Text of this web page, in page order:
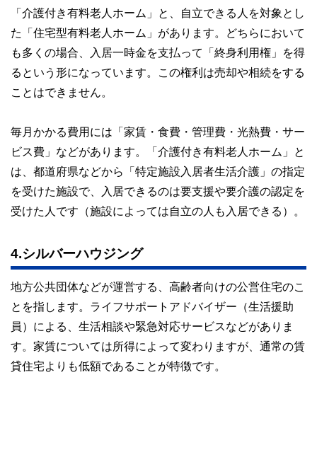
「介護付き有料老人ホーム」と、自立できる人を対象とし
た「住宅型有料老人ホーム」があります。どちらにおいて
も多くの場合、入居一時金を支払って「終身利用権」を得
るという形になっています。この権利は売却や相続をする
ことはできません。
毎月かかる費用には「家賃・食費・管理費・光熱費・サー
ビス費」などがあります。「介護付き有料老人ホーム」と
は、都道府県などから「特定施設入居者生活介護」の指定
を受けた施設で、入居できるのは要支援や要介護の認定を
受けた人です（施設によっては自立の人も入居できる）。
4.シルバーハウジング
地方公共団体などが運営する、高齢者向けの公営住宅のこ
とを指します。ライフサポートアドバイザー（生活援助
員）による、生活相談や緊急対応サービスなどがありま
す。家賃については所得によって変わりますが、通常の賃
貸住宅よりも低額であることが特徴です。